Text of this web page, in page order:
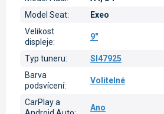
Model Seat:
Exeo
Velikost
displeje:
9"
Typ tuneru:
SI47925
Barva
podsvícení:
Volitelné
CarPlay a
Ano